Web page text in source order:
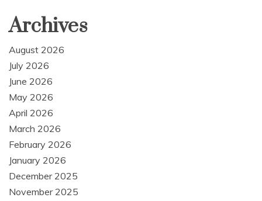
Archives
August 2026
July 2026
June 2026
May 2026
April 2026
March 2026
February 2026
January 2026
December 2025
November 2025